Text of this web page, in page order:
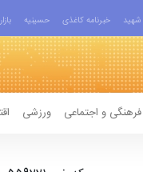
خبرنامه کاغذی حسینیه بازار
فرهنگی و اجتماعی ورزشی